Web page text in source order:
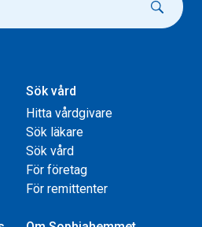
Sök vård
Hitta vårdgivare
Sök läkare
Sök vård
För företag
För remittenter